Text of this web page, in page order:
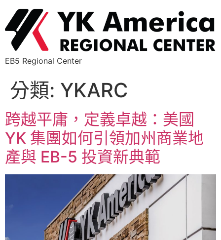
EB5 Regional Center
分類: YKARC
跨越平庸，定義卓越：美國
YK 集團如何引領加州商業地
產與 EB-5 投資新典範